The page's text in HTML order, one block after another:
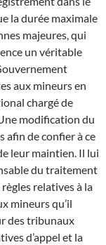
la durée maximale
majeures, qui
un véritable
aux mineurs en
chargé de
modification du
afin de confier à ce
leur maintien. Il lui
du traitement
relatives à la
mineurs qu’il
des tribunaux
d’appel et la